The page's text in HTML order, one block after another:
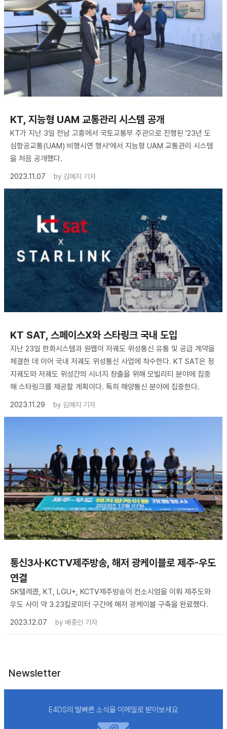
KT, 지능형 UAM 교통관리 시스템 공개
KT가 지난 3일 전남 고흥에서 국토교통부 주관으로 진행된 '23년 도
심항공교통(UAM) 비행시연 행사'에서 지능형 UAM 교통관리 시스템
을 처음 공개했다.
2023.11.07
by 김예지 기자
KT SAT, 스페이스X와 스타링크 국내 도입
지난 23일 한화시스템과 원웹이 저궤도 위성통신 유통 및 공급 계약을
체결한 데 이어 국내 저궤도 위성통신 사업에 착수한다. KT SAT은 정
지궤도와 저궤도 위성간의 시너지 창출을 위해 모빌리티 분야에 집중
해 스타링크를 제공할 계획이다. 특히 해양통신 분야에 집중한다.
2023.11.29
by 김예지 기자
통신3사·KCTV제주방송, 해저 광케이블로 제주-우도
연결
SK텔레콤, KT, LGU+, KCTV제주방송이 컨소시엄을 이뤄 제주도와
우도 사이 약 3.23킬로미터 구간에 해저 광케이블 구축을 완료했다.
2023.12.07
by 배종인 기자
Newsletter
E4DS의 발빠른 소식을 이메일로 받아보세요